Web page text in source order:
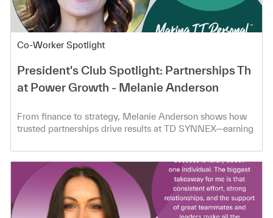
Category
Co-Worker Spotlight
President's Club Spotlight: Partnerships Th
at Power Growth - Melanie Anderson
From finance to strategy, Melanie Anderson shows how
trusted partnerships drive results at TD SYNNEX—earning